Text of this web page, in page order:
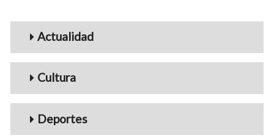
Menu_Videos
Actualidad
Cultura
Deportes